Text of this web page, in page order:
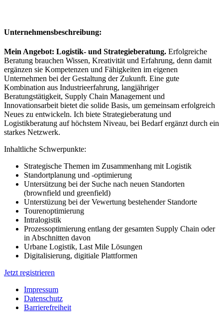
Unternehmensbeschreibung:
Mein Angebot: Logistik- und Strategieberatung. Erfolgreiche
Beratung brauchen Wissen, Kreativität und Erfahrung, denn damit
ergänzen sie Kompetenzen und Fähigkeiten im eigenen
Unternehmen bei der Gestaltung der Zukunft. Eine gute
Kombination aus Industrieerfahrung, langjähriger
Beratungstätigkeit, Supply Chain Management und
Innovationsarbeit bietet die solide Basis, um gemeinsam erfolgreich
Neues zu entwickeln. Ich biete Strategieberatung und
Logistikberatung auf höchstem Niveau, bei Bedarf ergänzt durch ein
starkes Netzwerk.
Inhaltliche Schwerpunkte:
Strategische Themen im Zusammenhang mit Logistik
Standortplanung und -optimierung
Untersützung bei der Suche nach neuen Standorten
(brownfield und greenfield)
Unterstüzung bei der Vewertung bestehender Standorte
Tourenoptimierung
Intralogistik
Prozessoptimierung entlang der gesamten Supply Chain oder
in Abschnitten davon
Urbane Logistik, Last Mile Lösungen
Digitalisierung, digitiale Plattformen
Jetzt registrieren
Impressum
Datenschutz
Barrierefreiheit